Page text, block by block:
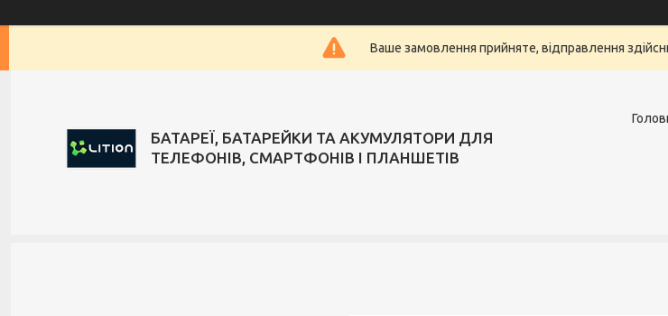
Ваше замовлення прийняте, відправлення
БАТАРЕЇ, БАТАРЕЙКИ ТА АКУМУЛЯТОРИ ДЛЯ
ТЕЛЕФОНІВ, СМАРТФОНІВ І ПЛАНШЕТІВ